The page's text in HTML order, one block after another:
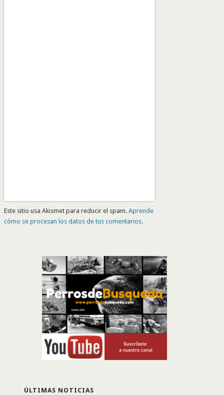
Este sitio usa Akismet para reducir el spam. Aprende
cómo se procesan los datos de tus comentarios.
ÚLTIMAS NOTICIAS